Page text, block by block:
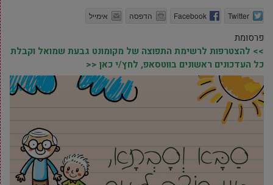
Twitter
Facebook הדפסה אימייל
פרסומת
>> להצטרפות לרשימת התפוצה של מקומונט גבעת שמואל וקבלת
כל העדכונים ראשונים בווטסאפ, לחץ/י כאן <<